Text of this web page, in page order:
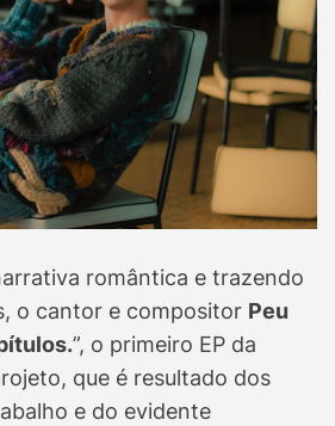
romântica e trazendo
o cantor e compositor Peu
”, o primeiro EP da
que é resultado dos
e do evidente